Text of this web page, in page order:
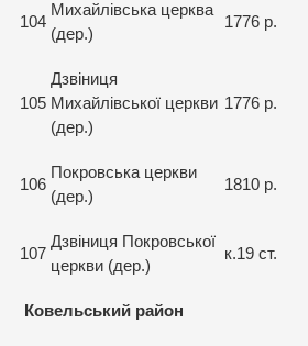
104
Михайлівська церква
(дер.)
1776 р.
105
Дзвіниця
Михайлівської церкви
(дер.)
1776 р.
106
Покровська церкви
(дер.)
1810 р.
107
Дзвіниця Покровської
церкви (дер.)
к.19 ст.
Ковельський район